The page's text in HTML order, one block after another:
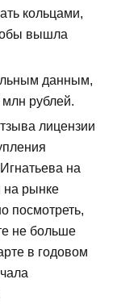
кольцами,
вышла
данным,
рублей.
лицензии
на
на рынке
посмотреть,
не больше
в годовом